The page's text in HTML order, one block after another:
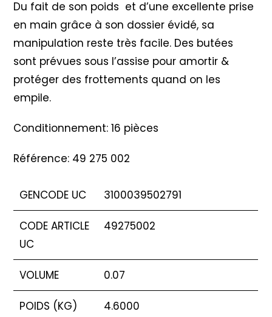
Du fait de son poids et d’une excellente prise
en main grâce à son dossier évidé, sa
manipulation reste très facile. Des butées
sont prévues sous l’assise pour amortir &
protéger des frottements quand on les
empile.
Conditionnement: 16 pièces
Référence: 49 275 002
GENCODE UC 3100039502791
CODE ARTICLE
UC
49275002
VOLUME 0.07
POIDS (KG) 4.6000